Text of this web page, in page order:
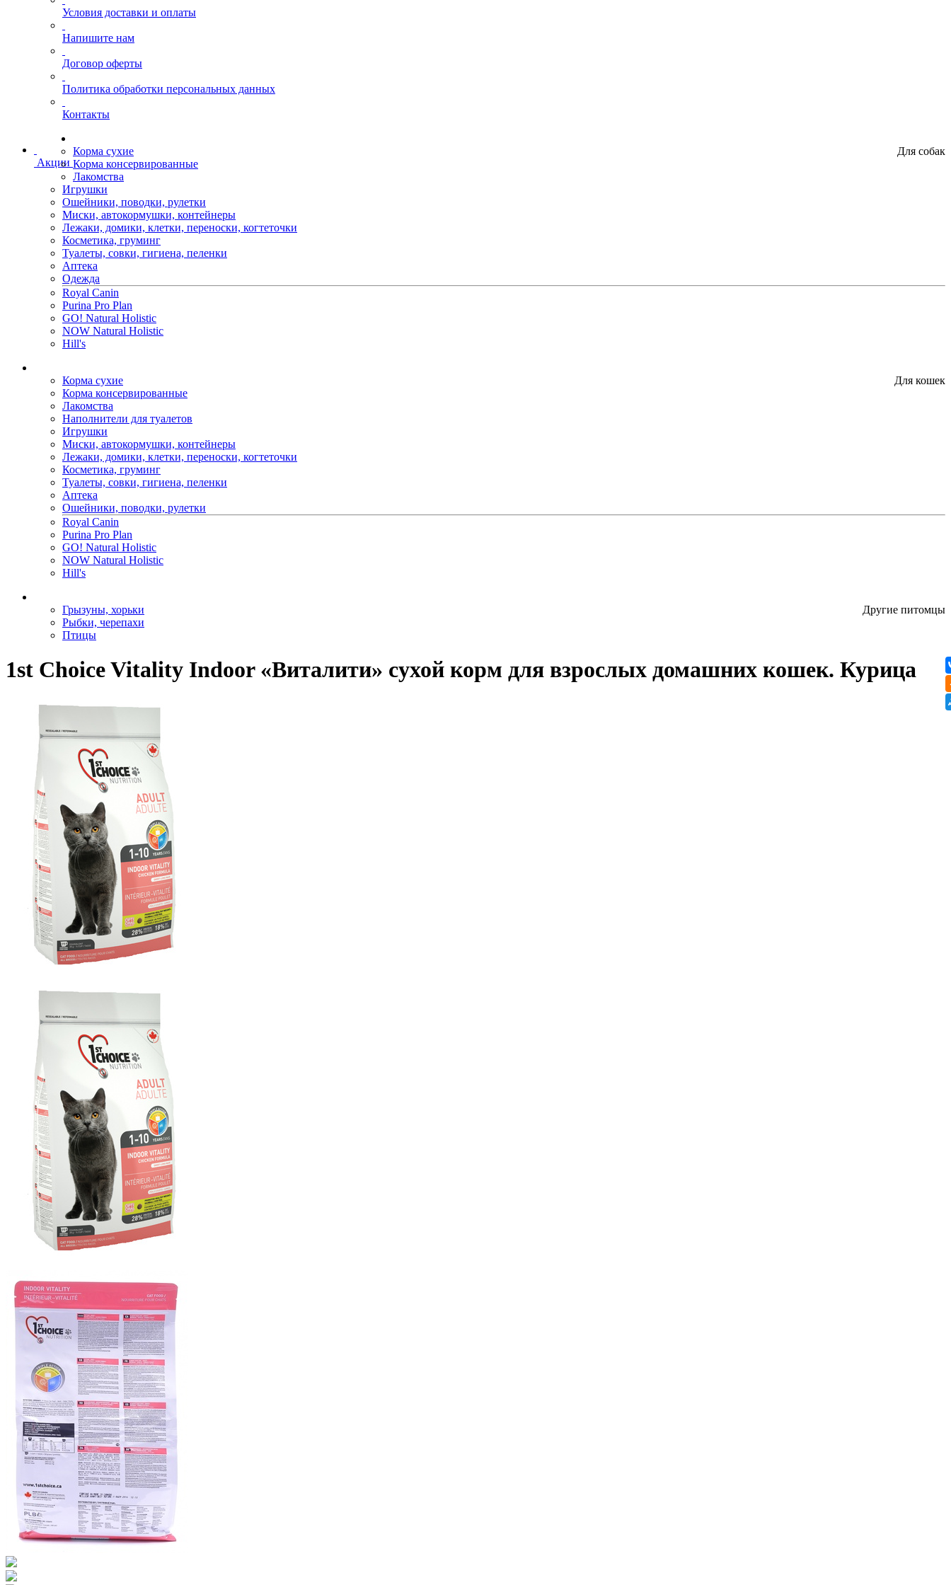
Условия доставки и оплаты
Напишите нам
Договор оферты
Политика обработки персональных данных
Контакты
Акции
Для собак
Корма сухие
Корма консервированные
Лакомства
Игрушки
Ошейники, поводки, рулетки
Миски, автокормушки, контейнеры
Лежаки, домики, клетки, переноски, когтеточки
Косметика, груминг
Туалеты, совки, гигиена, пеленки
Аптека
Одежда
Royal Canin
Purina Pro Plan
GO! Natural Holistic
NOW Natural Holistic
Hill's
Для кошек
Корма сухие
Корма консервированные
Лакомства
Наполнители для туалетов
Игрушки
Миски, автокормушки, контейнеры
Лежаки, домики, клетки, переноски, когтеточки
Косметика, груминг
Туалеты, совки, гигиена, пеленки
Аптека
Ошейники, поводки, рулетки
Royal Canin
Purina Pro Plan
GO! Natural Holistic
NOW Natural Holistic
Hill's
Другие питомцы
Грызуны, хорьки
Рыбки, черепахи
Птицы
1st Choice Vitality Indoor «Виталити» сухой корм для взрослых домашних кошек. Курица